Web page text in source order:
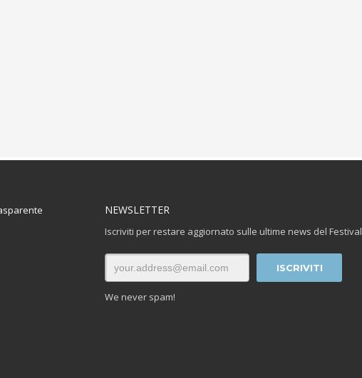
NEWSLETTER
Iscriviti per restare aggiornato sulle ultime news del Festival
We never spam!